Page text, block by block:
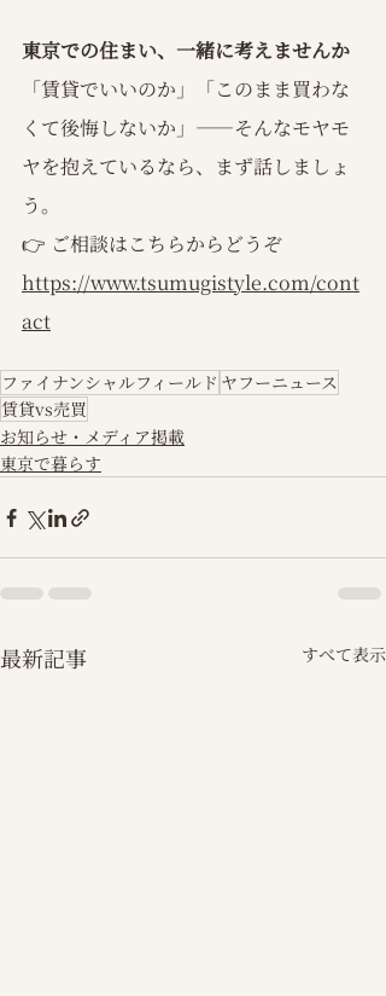
東京での住まい、一緒に考えませんか
「賃貸でいいのか」「このまま買わな
くて後悔しないか」——そんなモヤモ
ヤを抱えているなら、まず話しましょ
う。
👉 ご相談はこちらからどうぞ
https://www.tsumugistyle.com/cont
act
ファイナンシャルフィールド ヤフーニュース
賃貸vs売買
お知らせ・メディア掲載
東京で暮らす
最新記事 すべて表示